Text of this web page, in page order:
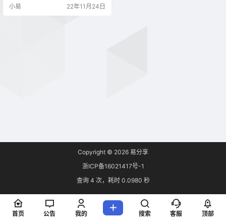
k 点击下方链接下载： 2009-2011
年 Mac 支持更新至 macOS 10.13
小易 22年11月24日
Copyright © 2026 易分享
浙ICP备16021417号-1
查询 4 次，耗时 0.0980 秒
首页 公告 我的 搜索 客服 顶部